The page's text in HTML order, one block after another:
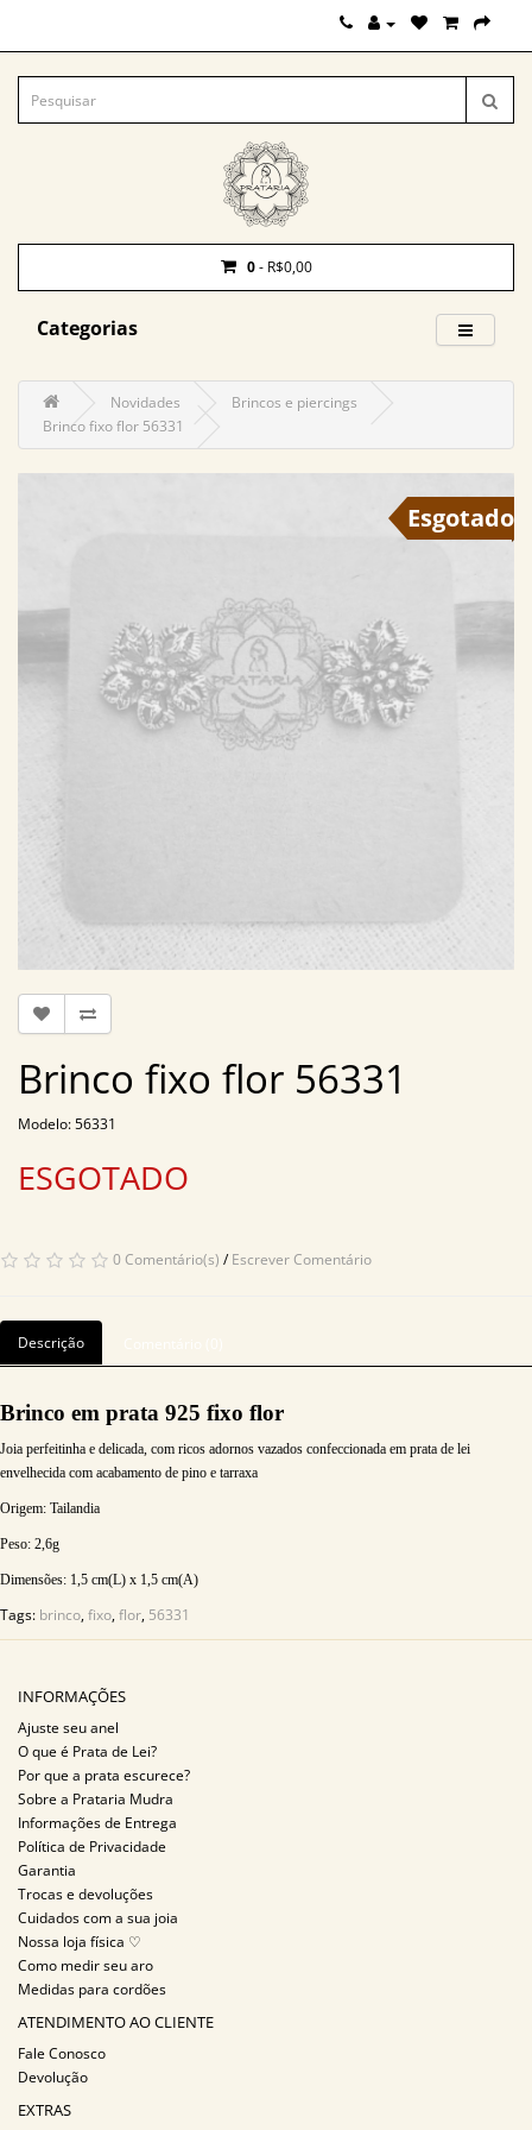
0- R$0,00
Categorias
Novidades
Brincos e piercings
Brinco fixo flor 56331
Brinco fixo flor 56331
Modelo: 56331
ESGOTADO
0 Comentário(s) /Escrever Comentário
Descrição
Brinco em prata 925 fixo flor
Joia perfeitinha e delicada, com ricos adornos vazados confeccionada em prata de lei
envelhecida com acabamento de pino e tarraxa
Origem: Tailandia
Peso: 2,6g
Dimensões: 1,5 cm(L) x 1,5 cm(A)
Tags: brinco,fixo,flor, 56331
INFORMAÇÕES
Ajuste seu anel
O que é Prata de Lei?
Por que a prata escurece?
Sobre a Prataria Mudra
Informações de Entrega
Política de Privacidade
Garantia
Trocas e devoluções
Cuidados com a sua joia
Nossa loja física ♡
Como medir seu aro
Medidas para cordões
ATENDIMENTO AO CLIENTE
Fale Conosco
Devolução
EXTRAS